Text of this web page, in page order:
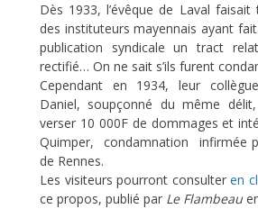
Dès 1933, l’évêque de Laval
des instituteurs mayennais ayant
publication syndicale un tract
rectifié… On ne sait s’ils furent
Cependant en 1934, leur
Daniel, soupçonné du même
verser 10 000F de dommages et
Quimper, condamnation infirmée
de Rennes.
Les visiteurs pourront consulter en
ce propos, publié par Le Flambeau